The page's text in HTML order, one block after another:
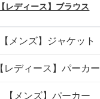
【レディース】ブラウス
【メンズ】ジャケット
【レディース】パーカー
【メンズ】パーカー